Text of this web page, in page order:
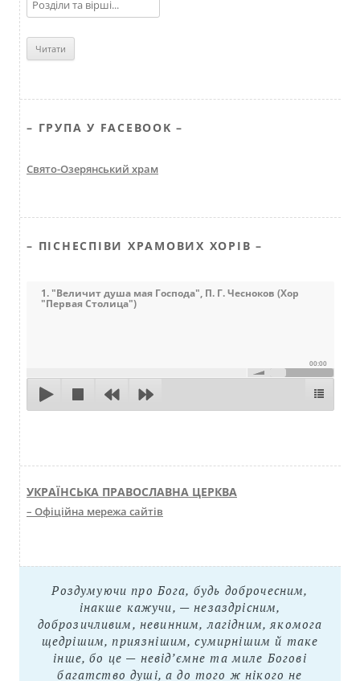
– ГРУПА У FACEBOOK –
Свято-Озерянський храм
– ПІСНЕСПІВИ ХРАМОВИХ ХОРІВ –
1. "Величит душа мая Господа", П. Г. Чесноков (Хор
"Первая Столица")
00:00
УКРАЇНСЬКА ПРАВОСЛАВНА ЦЕРКВА
– Офіційна мережа сайтів
Роздумуючи про Бога, будь доброчесним,
інакше кажучи, — незаздрісним,
доброзичливим, невинним, лагідним, якомога
щедрішим, приязнішим, сумирнішим й таке
інше, бо це — невід’ємне та миле Богові
багатство душі, а до того ж нікого не